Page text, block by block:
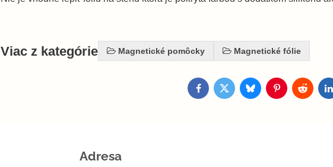
Viac z kategórie Magnetické pomôcky Magnetické fólie
FacebookTwitterBlueskyPinterestReddit
Adresa